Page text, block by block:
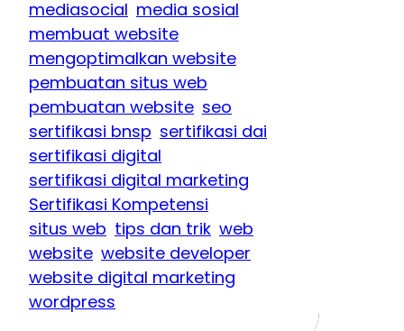
mediasocial media sosial
membuat website
mengoptimalkan website
pembuatan situs web
pembuatan website seo
sertifikasi bnsp sertifikasi dai
sertifikasi digital
sertifikasi digital marketing
Sertifikasi Kompetensi
situs web tips dan trik web
website website developer
website digital marketing
wordpress